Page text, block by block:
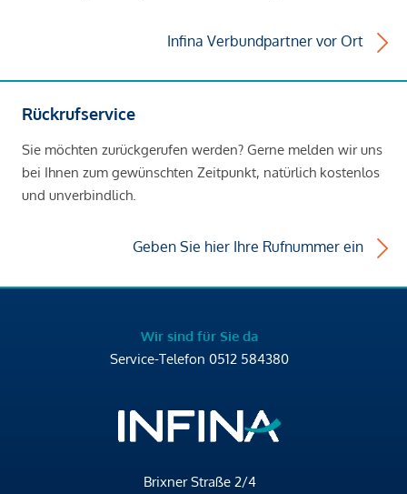
Infina Verbundpartner vor Ort
Rückrufservice
Sie möchten zurückgerufen werden? Gerne melden wir uns
bei Ihnen zum gewünschten Zeitpunkt, natürlich kostenlos
und unverbindlich.
Geben Sie hier Ihre Rufnummer ein
Wir sind für Sie da
Service-Telefon 0512 584380
Brixner Straße 2/4